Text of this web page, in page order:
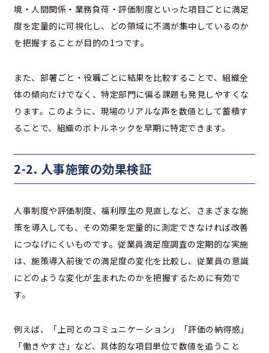
境・人間関係・業務負荷・評価制度といった項目ごとに満足
度を定量的に可視化し、どの領域に不満が集中しているのか
を把握することが目的の1つです。
また、部署ごと・役職ごとに結果を比較することで、組織全
体の傾向だけでなく、特定部門に偏る課題も発見しやすくな
ります。このように、現場のリアルな声を数値として蓄積す
ることで、組織のボトルネックを早期に特定できます。
2-2. 人事施策の効果検証
人事制度や評価制度、福利厚生の見直しなど、さまざまな施
策を導入しても、その効果を定量的に測定できなければ改善
につなげにくいものです。従業員満足度調査の定期的な実施
は、施策導入前後での満足度の変化を比較し、従業員の意識
にどのような変化が生まれたのかを把握するために有効で
す。
例えば、「上司とのコミュニケーション」「評価の納得感」
「働きやすさ」など、具体的な項目単位で数値を追うこと